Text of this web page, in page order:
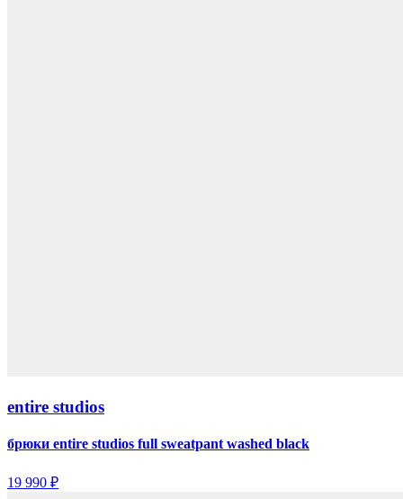
entire studios
брюки entire studios full sweatpant washed black
19 990 ₽